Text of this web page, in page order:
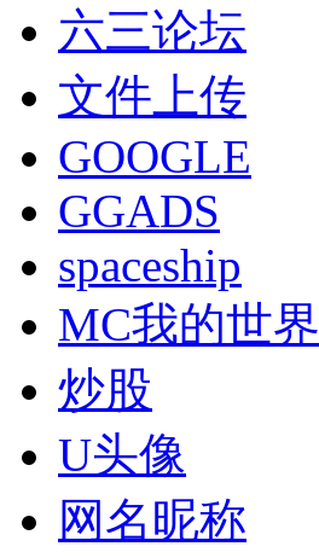
六三论坛
文件上传
GOOGLE
GGADS
spaceship
MC我的世界
炒股
U头像
网名昵称